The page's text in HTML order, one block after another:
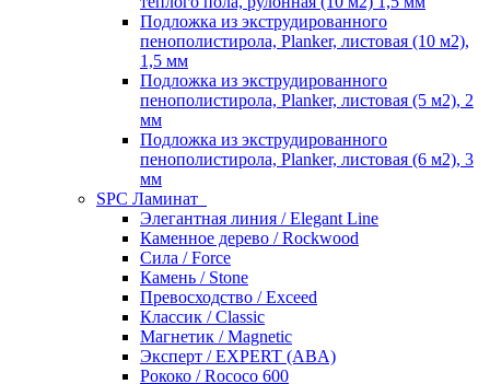
Подложка из экструдированного
пенополистирола, Planker, листовая (10 м2),
1,5 мм
Подложка из экструдированного
пенополистирола, Planker, листовая (5 м2), 2
мм
Подложка из экструдированного
пенополистирола, Planker, листовая (6 м2), 3
мм
SPC Ламинат
Элегантная линия / Elegant Line
Каменное дерево / Rockwood
Сила / Force
Камень / Stone
Превосходство / Exceed
Классик / Classic
Магнетик / Magnetic
Эксперт / EXPERT (ABA)
Рококо / Rococo 600